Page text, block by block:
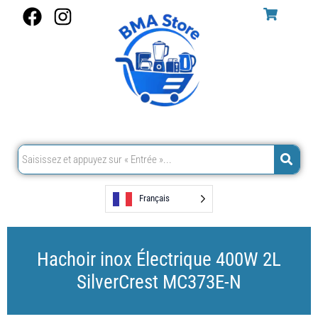
F
k
I
a
m
Français
Hachoir inox Électrique 400W 2L
SilverCrest MC373E-N